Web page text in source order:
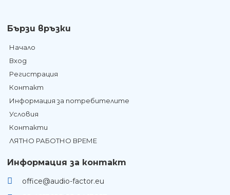
Бързи връзки
Начало
Вход
Регистрация
Контакт
Информация за потребителите
Условия
Контакти
ЛЯТНО РАБОТНО ВРЕМЕ
Информация за контакт
office@audio-factor.eu